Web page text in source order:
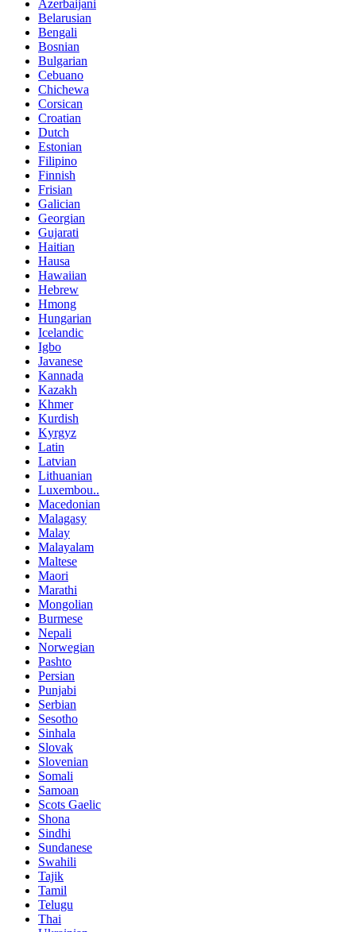
Azerbaijani
Belarusian
Bengali
Bosnian
Bulgarian
Cebuano
Chichewa
Corsican
Croatian
Dutch
Estonian
Filipino
Finnish
Frisian
Galician
Georgian
Gujarati
Haitian
Hausa
Hawaiian
Hebrew
Hmong
Hungarian
Icelandic
Igbo
Javanese
Kannada
Kazakh
Khmer
Kurdish
Kyrgyz
Latin
Latvian
Lithuanian
Luxembou..
Macedonian
Malagasy
Malay
Malayalam
Maltese
Maori
Marathi
Mongolian
Burmese
Nepali
Norwegian
Pashto
Persian
Punjabi
Serbian
Sesotho
Sinhala
Slovak
Slovenian
Somali
Samoan
Scots Gaelic
Shona
Sindhi
Sundanese
Swahili
Tajik
Tamil
Telugu
Thai